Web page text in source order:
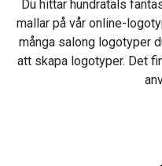
Du hittar hundratals
mallar på vår online-
många salong logotyper
att skapa logotyper. Det